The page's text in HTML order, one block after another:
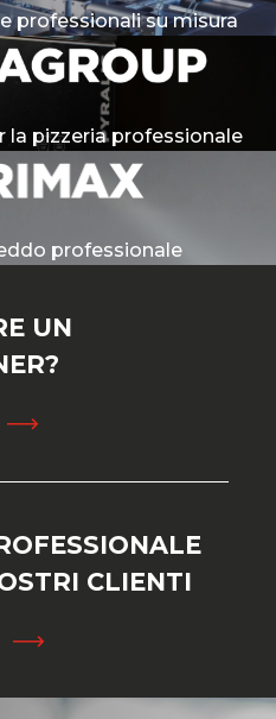
professionali su misura
la pizzeria professionale
professionale
UN
CLIENTI